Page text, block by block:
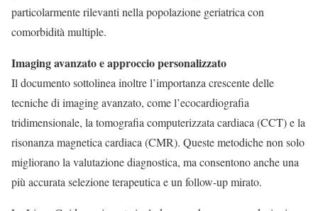
particolarmente rilevanti nella popolazione geriatrica con
comorbidità multiple.
Imaging avanzato e approccio personalizzato
Il documento sottolinea inoltre l’importanza crescente delle
tecniche di imaging avanzato, come l’ecocardiografia
tridimensionale, la tomografia computerizzata cardiaca (CCT) e la
risonanza magnetica cardiaca (CMR). Queste metodiche non solo
migliorano la valutazione diagnostica, ma consentono anche una
più accurata selezione terapeutica e un follow-up mirato.